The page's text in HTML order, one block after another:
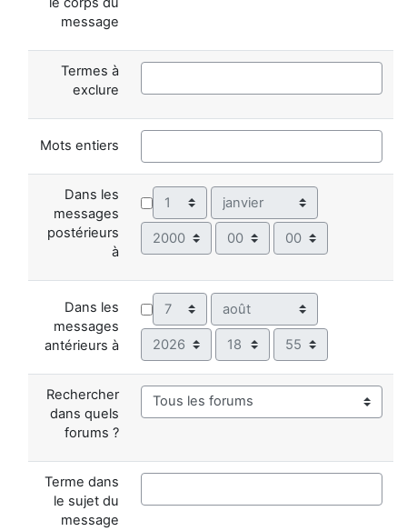
message
Termes à
exclure
Mots entiers
Dans les
messages
postérieurs
à
Jour Mois
Année Heure Minute
Dans les
messages
antérieurs à
Jour Mois
Année Heure Minute
Rechercher
dans quels
forums ?
Terme dans
le sujet du
message